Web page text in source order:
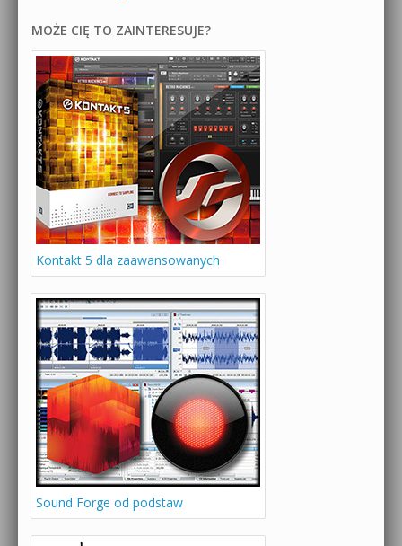
MOŻE CIĘ TO ZAINTERESUJE?
Kontakt 5 dla zaawansowanych
Sound Forge od podstaw